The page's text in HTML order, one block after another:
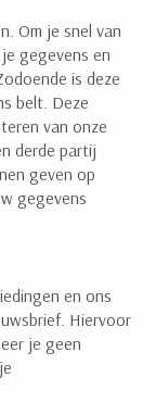
Om je snel van
gegevens en
is deze
belt. Deze
van onze
derde partij
geven op
gegevens
en ons
Hiervoor
je geen